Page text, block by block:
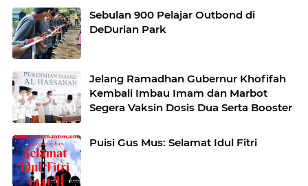
Sebulan 900 Pelajar Outbond di
DeDurian Park
Jelang Ramadhan Gubernur Khofifah
Kembali Imbau Imam dan Marbot
Segera Vaksin Dosis Dua Serta Booster
Puisi Gus Mus: Selamat Idul Fitri